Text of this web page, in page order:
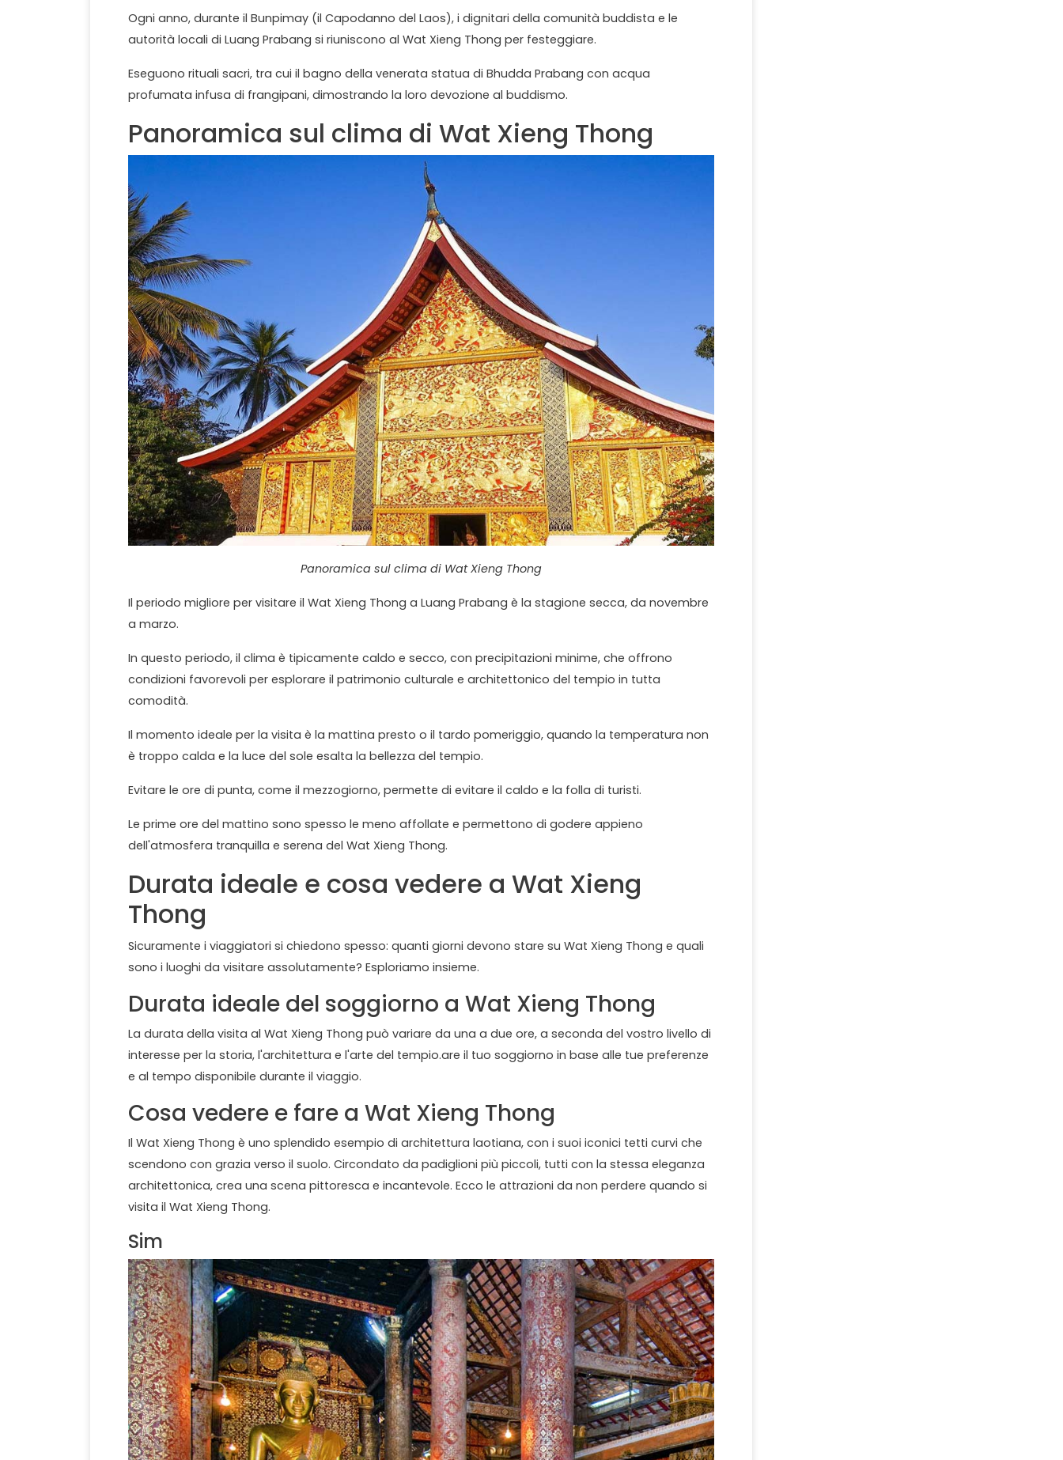
Ogni anno, durante il Bunpimay (il Capodanno del Laos), i dignitari della comunità buddista e le
autorità locali di Luang Prabang si riuniscono al Wat Xieng Thong per festeggiare.
Eseguono rituali sacri, tra cui il bagno della venerata statua di Bhudda Prabang con acqua
profumata infusa di frangipani, dimostrando la loro devozione al buddismo.
Panoramica sul clima di Wat Xieng Thong
Panoramica sul clima di Wat Xieng Thong
Il periodo migliore per visitare il Wat Xieng Thong a Luang Prabang è la stagione secca, da novembre
a marzo.
In questo periodo, il clima è tipicamente caldo e secco, con precipitazioni minime, che offrono
condizioni favorevoli per esplorare il patrimonio culturale e architettonico del tempio in tutta
comodità.
Il momento ideale per la visita è la mattina presto o il tardo pomeriggio, quando la temperatura non
è troppo calda e la luce del sole esalta la bellezza del tempio.
Evitare le ore di punta, come il mezzogiorno, permette di evitare il caldo e la folla di turisti.
Le prime ore del mattino sono spesso le meno affollate e permettono di godere appieno
dell'atmosfera tranquilla e serena del Wat Xieng Thong.
Durata ideale e cosa vedere a Wat Xieng
Thong
Sicuramente i viaggiatori si chiedono spesso: quanti giorni devono stare su Wat Xieng Thong e quali
sono i luoghi da visitare assolutamente? Esploriamo insieme.
Durata ideale del soggiorno a Wat Xieng Thong
La durata della visita al Wat Xieng Thong può variare da una a due ore, a seconda del vostro livello di
interesse per la storia, l'architettura e l'arte del tempio.are il tuo soggiorno in base alle tue preferenze
e al tempo disponibile durante il viaggio.
Cosa vedere e fare a Wat Xieng Thong
Il Wat Xieng Thong è uno splendido esempio di architettura laotiana, con i suoi iconici tetti curvi che
scendono con grazia verso il suolo. Circondato da padiglioni più piccoli, tutti con la stessa eleganza
architettonica, crea una scena pittoresca e incantevole. Ecco le attrazioni da non perdere quando si
visita il Wat Xieng Thong.
Sim